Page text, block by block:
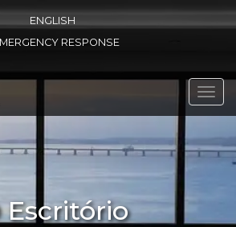
ENGLISH
RESPONSE
Escritório